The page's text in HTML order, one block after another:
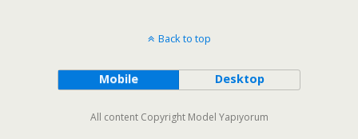
Back to top
Mobile Desktop
All content Copyright Model Yapıyorum